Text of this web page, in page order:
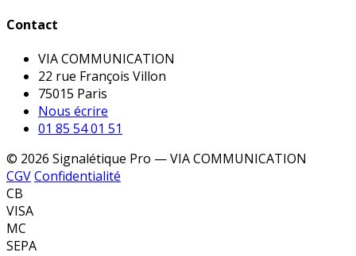
Contact
VIA COMMUNICATION
22 rue François Villon
75015 Paris
Nous écrire
01 85 54 01 51
© 2026 Signalétique Pro — VIA COMMUNICATION
CGVConfidentialité
CB
VISA
MC
SEPA